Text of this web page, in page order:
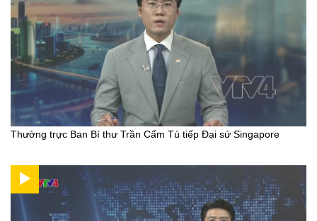
Thường trực Ban Bí thư Trần Cẩm Tú tiếp Đại sứ Singapore